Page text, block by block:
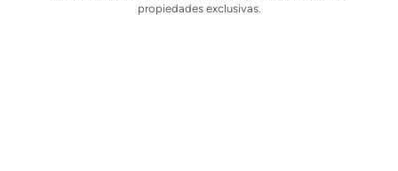
propiedades exclusivas.